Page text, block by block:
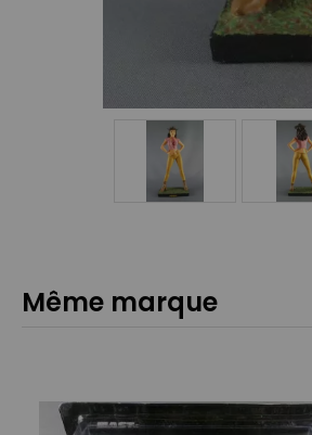
Même marque